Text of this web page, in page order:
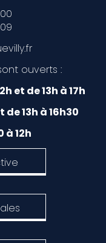
ouverts :
et de 13h à 17h
de 13h à 16h30
à 12h